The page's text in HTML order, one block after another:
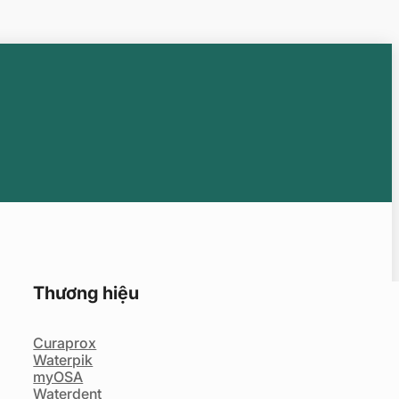
Thương hiệu
Curaprox
Waterpik
myOSA
Waterdent